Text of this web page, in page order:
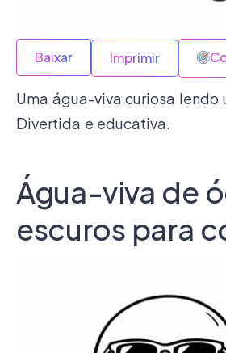
Baixar Imprimir
Uma água-viva curiosa lendo
Divertida e educativa.
Água-viva de
escuros para